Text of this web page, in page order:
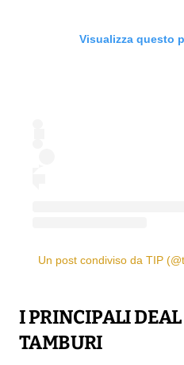
Visualizza questo
Un post condiviso da TIP
I PRINCIPALI
TAMBURI